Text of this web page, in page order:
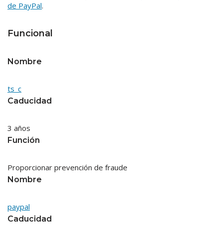
de PayPal.
Funcional
Nombre
ts_c
Caducidad
3 años
Función
Proporcionar prevención de fraude
Nombre
paypal
Caducidad